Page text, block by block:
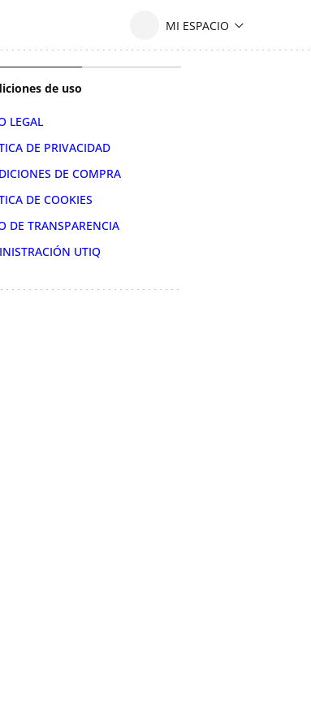
de uso
LEGAL
DE PRIVACIDAD
DE COMPRA
DE COOKIES
DE TRANSPARENCIA
UTIQ